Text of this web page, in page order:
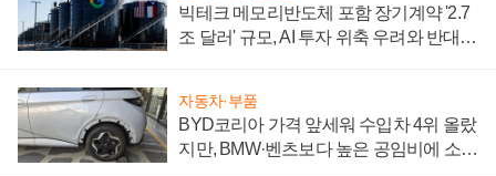
빅테크 메모리반도체 포함 장기계약 '2.7
조 달러' 규모, AI 투자 위축 우려와 반대
자동차·부품
BYD코리아 가격 앞세워 수입차 4위 올랐
지만, BMW·벤츠보다 높은 공임비에 소비